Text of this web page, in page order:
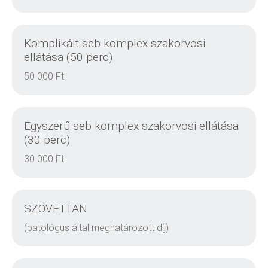
Komplikált seb komplex szakorvosi
ellátása (50 perc)
50 000 Ft
Egyszerű seb komplex szakorvosi ellátása
(30 perc)
30 000 Ft
SZÖVETTAN
(patológus által meghatározott díj)